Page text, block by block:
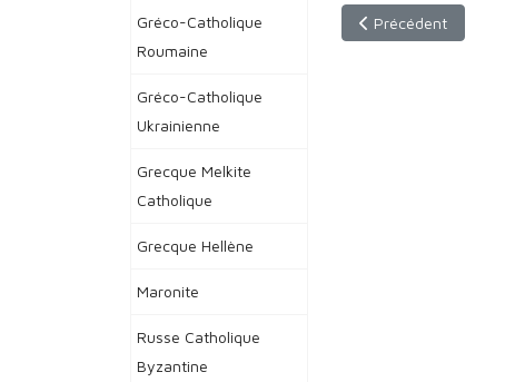
Gréco-Catholique
Roumaine
Gréco-Catholique
Ukrainienne
Grecque Melkite
Catholique
Grecque Hellène
Maronite
Russe Catholique
Byzantine
Article précédent :
Précédent